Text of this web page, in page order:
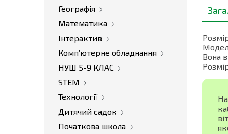
Географія
Математика
Інтерактив
Комп’ютерне обладнання
НУШ 5-9 КЛАС
STEM
Технології
Дитячий садок
Початкова школа
Вона